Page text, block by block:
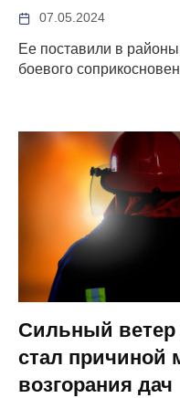
07.05.2024
Ее поставили в
боевого
Сильный ветер
стал причиной
возгорания дач